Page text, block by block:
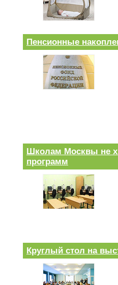
Пенсионные
Школам Москвы не
программ
Круглый стол на